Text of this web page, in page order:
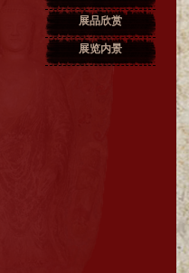
展品欣赏
展览内景